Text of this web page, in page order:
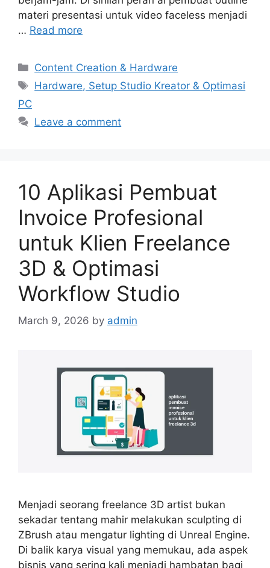
materi presentasi untuk video faceless menjadi
… Read more
Categories
Content Creation & Hardware
Tags
Hardware, Setup Studio Kreator & Optimasi
PC
Leave a comment
10 Aplikasi Pembuat
Invoice Profesional
untuk Klien Freelance
3D & Optimasi
Workflow Studio
March 9, 2026 by admin
Menjadi seorang freelance 3D artist bukan
sekadar tentang mahir melakukan sculpting di
ZBrush atau mengatur lighting di Unreal Engine.
Di balik karya visual yang memukau, ada aspek
bisnis yang sering kali menjadi hambatan bagi